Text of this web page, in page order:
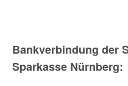
Bankverbindung der
Sparkasse Nürnberg: